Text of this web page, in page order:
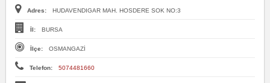
Adres: HUDAVENDIGAR MAH. HOSDERE SOK NO:3
İl: BURSA
İlçe: OSMANGAZİ
Telefon: 5074481660